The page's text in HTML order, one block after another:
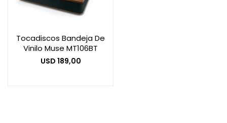
Tocadiscos Bandeja De
Vinilo Muse MT106BT
USD 189,00
Consolas y Accesorios
Smart Home